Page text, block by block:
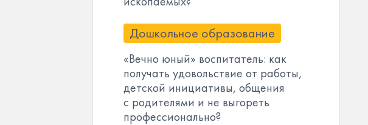
Дошкольное образование
«Вечно юный» воспитатель: как
получать удовольствие от работы,
детской инициативы, общения
с родителями и не выгореть
профессионально?